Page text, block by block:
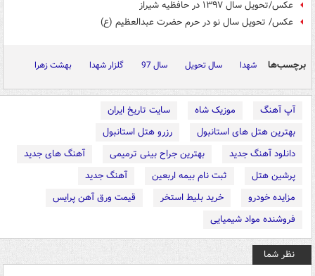
عکس/تحویل سال ۱۳۹۷ در حافظیه شیراز
عکس/ تحویل سال نو در حرم حضرت عبدالعظیم (ع)
برچسب‌ها شهدا سال تحویل سال 97 گلزار شهدا بهشت زهرا
آپ آهنگ موزیک شاه
سایت تاریخ ایران
بهترین هتل های استانبول
رزرو هتل استانبول
دانلود آهنگ جدید
بهترین جراح بینی ترمیمی
آهنگ های جدید
پرشین هتل
ثبت نام بیمه اربعین
آهنگ جدید
مزایده خودرو
خرید بلیط استخر
قیمت ورق آهن پرایس
فروشنده مواد شیمیایی
نظر شما